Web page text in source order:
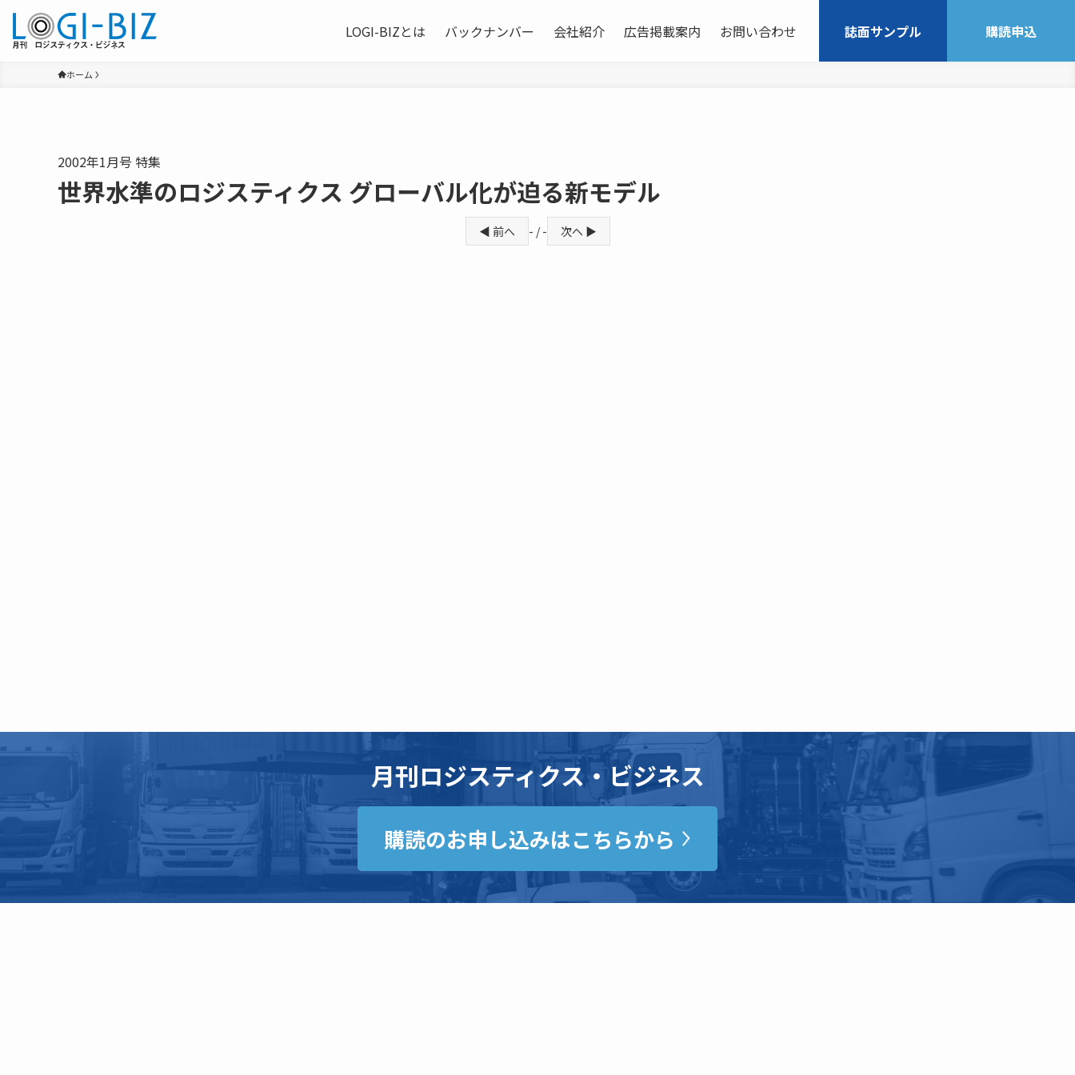
LOGI-BIZとは バックナンバー 会社紹介 広告掲載案内 お問い合わせ 誌面サンプル 購読申込
ホーム
2002年1月号 特集
世界水準のロジスティクス グローバル化が迫る新モデル
◀ 前へ - / - 次へ ▶
月刊ロジスティクス・ビジネス
購読のお申し込みはこちらから